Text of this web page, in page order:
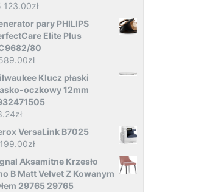
123.00zł
pary PHILIPS
Elite Plus
80
zł
Klucz płaski
oczkowy 12mm
zł
VersaLink B7025
zł
Aksamitne Krzesło
B Matt Velvet Z Kowanym
29765 29765